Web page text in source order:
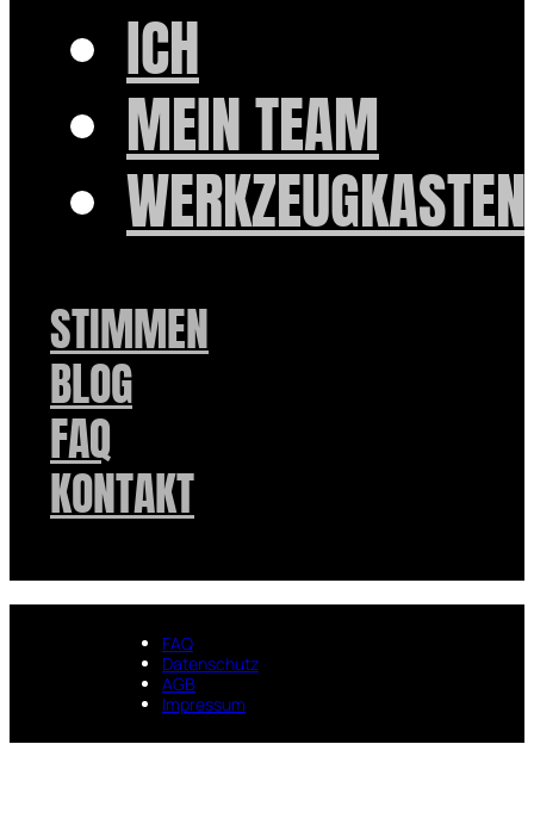
ICH
MEIN TEAM
WERKZEUGKASTEN
STIMMEN
BLOG
FAQ
KONTAKT
FAQ
Datenschutz
AGB
Impressum